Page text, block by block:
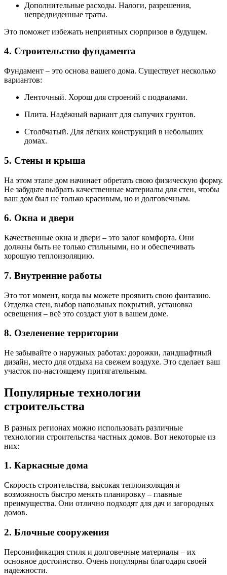
Дополнительные расходы. Налоги, разрешения,
непредвиденные траты.
Это поможет избежать неприятных сюрпризов в будущем.
4. Строительство фундамента
Фундамент – это основа вашего дома. Существует несколько
вариантов:
Ленточный. Хорош для строений с подвалами.
Плита. Надёжный вариант для сыпучих грунтов.
Столбчатый. Для лёгких конструкций в небольших
домах.
5. Стены и крыша
На этом этапе дом начинает обретать свою физическую форму.
Не забудьте выбрать качественные материалы для стен, чтобы
ваш дом был не только красивым, но и долговечным.
6. Окна и двери
Качественные окна и двери – это залог комфорта. Они
должны быть не только стильными, но и обеспечивать
хорошую теплоизоляцию.
7. Внутренние работы
Это тот момент, когда вы можете проявить свою фантазию.
Отделка стен, выбор напольных покрытий, установка
освещения – всё это создаст уют в вашем доме.
8. Озеленение территории
Не забывайте о наружных работах: дорожки, ландшафтный
дизайн, место для отдыха на свежем воздухе. Это сделает ваш
участок по-настоящему притягательным.
Популярные технологии
строительства
В разных регионах можно использовать различные
технологии строительства частных домов. Вот некоторые из
них:
1. Каркасные дома
Скорость строительства, высокая теплоизоляция и
возможность быстро менять планировку – главные
преимущества. Они отлично подходят для дач и загородных
домов.
2. Блочные сооружения
Персонификация стиля и долговечные материалы – их
основное достоинство. Очень популярны благодаря своей
надежности.